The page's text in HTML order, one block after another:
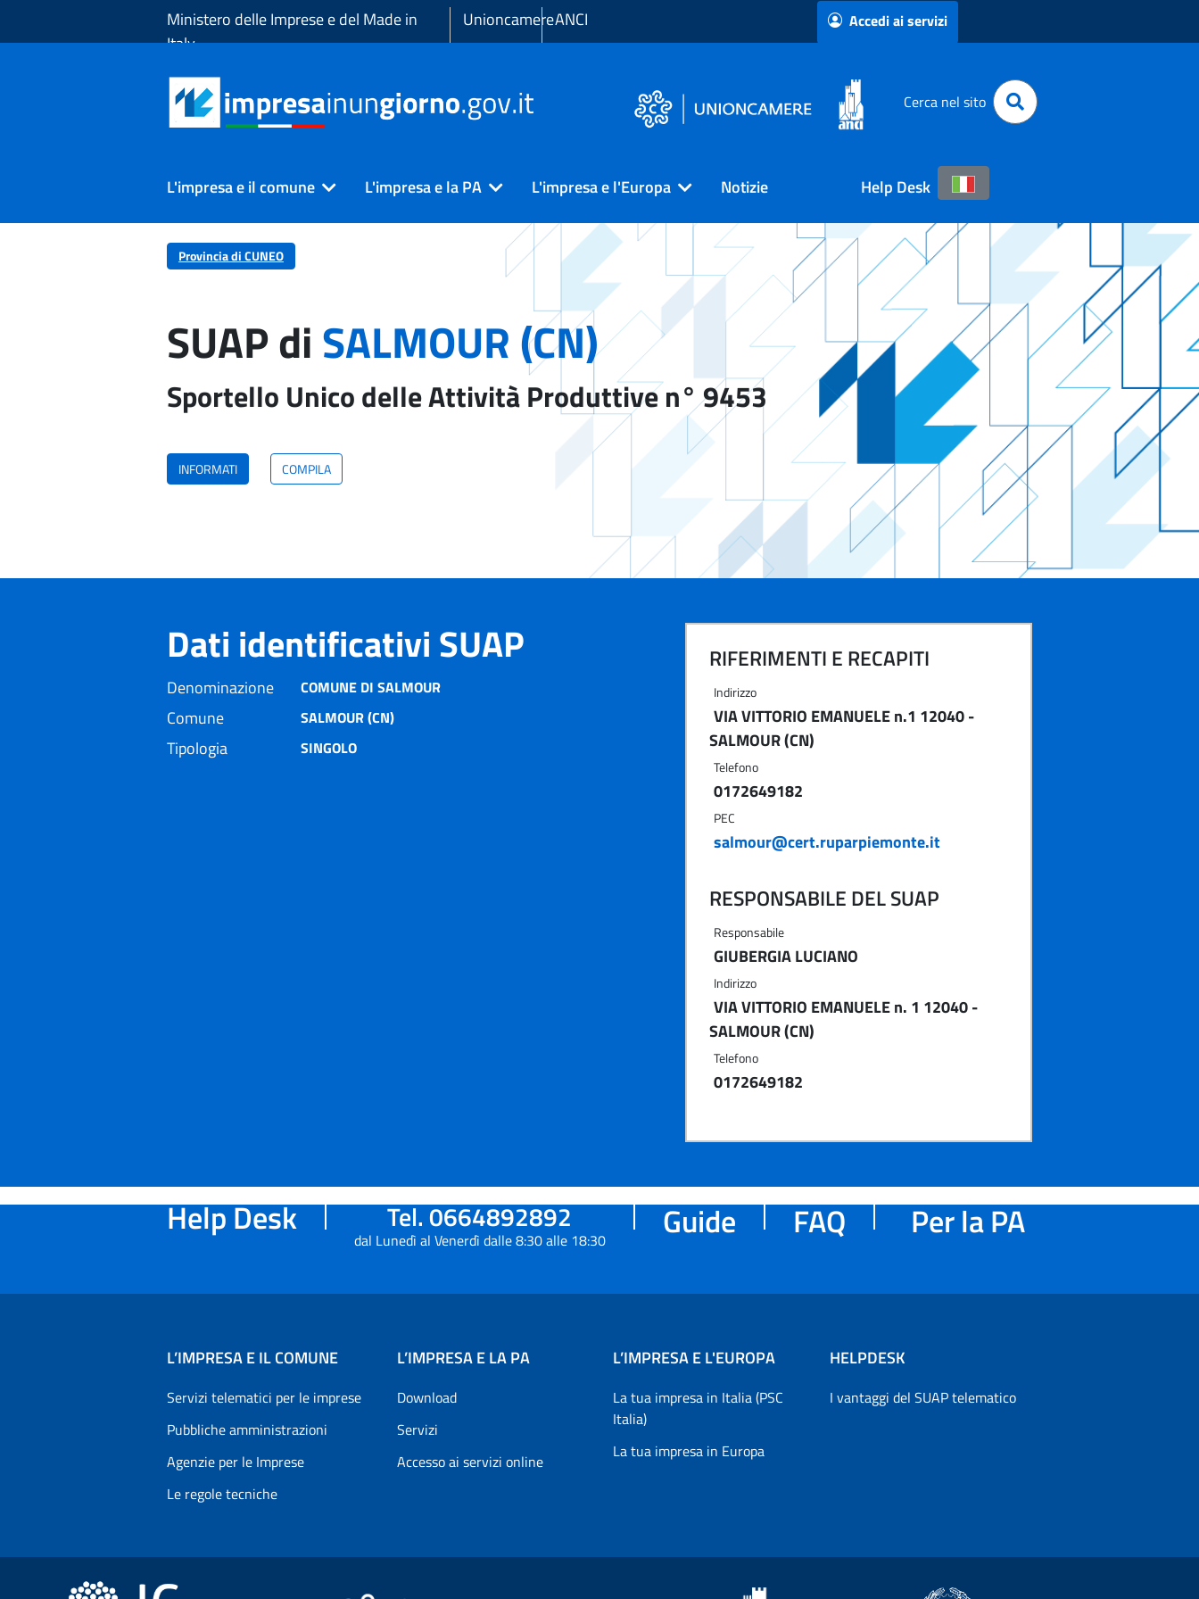
Ministero delle Imprese e del Made in
Italy
UnioncamereANCI Accedi ai servizi
Cerca nel sito
L'impresa e il comune L'impresa e la PA L'impresa e l'Europa Notizie Help Desk
Provincia di CUNEO
SUAP diSALMOUR (CN)
Sportello Unico delle Attività Produttive n° 9453
INFORMATI COMPILA
Dati identificativi SUAP
Denominazione COMUNE DI SALMOUR
Comune SALMOUR (CN)
Tipologia SINGOLO
RIFERIMENTI E RECAPITI
Indirizzo
VIA VITTORIO EMANUELE n.1 12040 -
SALMOUR (CN)
Telefono
0172649182
PEC
salmour@cert.ruparpiemonte.it
RESPONSABILE DEL SUAP
Responsabile
GIUBERGIA LUCIANO
Indirizzo
VIA VITTORIO EMANUELE n. 1 12040 -
SALMOUR (CN)
Telefono
0172649182
Help Desk Tel. 0664892892
dal Lunedì al Venerdì dalle 8:30 alle 18:30 Guide FAQ Per la PA
L’IMPRESA E IL COMUNE
Servizi telematici per le imprese
Pubbliche amministrazioni
Agenzie per le Imprese
Le regole tecniche
L’IMPRESA E LA PA
Download
Servizi
Accesso ai servizi online
L’IMPRESA E L'EUROPA
La tua impresa in Italia (PSC
Italia)
La tua impresa in Europa
HELPDESK
I vantaggi del SUAP telematico